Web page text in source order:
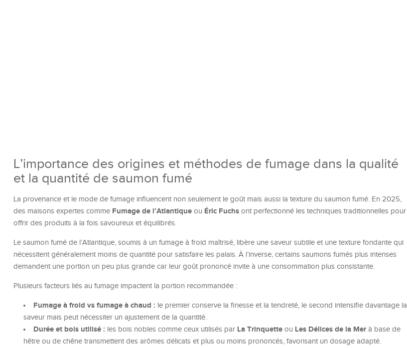
L’importance des origines et méthodes de fumage dans la qualité
et la quantité de saumon fumé
La provenance et le mode de fumage influencent non seulement le goût mais aussi la texture du saumon fumé. En 2025,
des maisons expertes comme Fumage de l’Atlantique ou Éric Fuchs ont perfectionné les techniques traditionnelles pour
offrir des produits à la fois savoureux et équilibrés.
Le saumon fumé de l’Atlantique, soumis à un fumage à froid maîtrisé, libère une saveur subtile et une texture fondante qui
nécessitent généralement moins de quantité pour satisfaire les palais. À l’inverse, certains saumons fumés plus intenses
demandent une portion un peu plus grande car leur goût prononcé invite à une consommation plus consistante.
Plusieurs facteurs liés au fumage impactent la portion recommandée :
Fumage à froid vs fumage à chaud : le premier conserve la finesse et la tendreté, le second intensifie davantage la
saveur mais peut nécessiter un ajustement de la quantité.
Durée et bois utilisé : les bois nobles comme ceux utilisés par La Trinquette ou Les Délices de la Merà base de
hêtre ou de chêne transmettent des arômes délicats et plus ou moins prononcés, favorisant un dosage adapté.